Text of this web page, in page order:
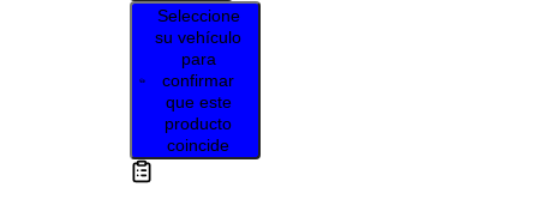
Seleccione
su vehículo
para
confirmar
que este
producto
coincide